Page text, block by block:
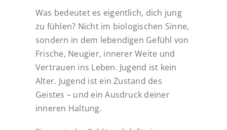
Was bedeutet es eigentlich, dich jung
zu fühlen? Nicht im biologischen Sinne,
sondern in dem lebendigen Gefühl von
Frische, Neugier, innerer Weite und
Vertrauen ins Leben. Jugend ist kein
Alter. Jugend ist ein Zustand des
Geistes – und ein Ausdruck deiner
inneren Haltung.